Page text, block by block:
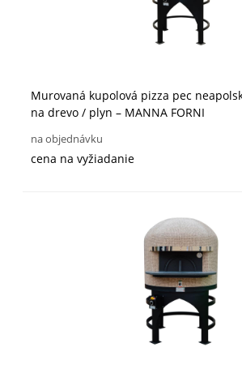
Murovaná kupolová pizza pec
na drevo / plyn – MANNA FORNI
na objednávku
cena na vyžiadanie